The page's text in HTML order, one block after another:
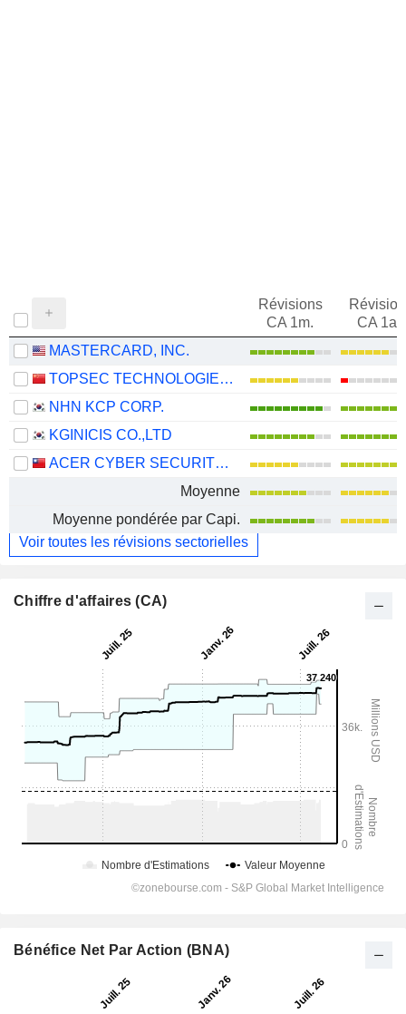
Révisions
CA 1m.
CA 1an
MASTERCARD, INC.
TOPSEC TECHNOLOGIES GROUP INC.
NHN KCP CORP.
KGINICIS CO.,LTD
ACER CYBER SECURITY INC.
Moyenne
Moyenne pondérée par Capi.
Voir toutes les révisions sectorielles
Chiffre d'affaires (CA)
Bénéfice Net Par Action (BNA)